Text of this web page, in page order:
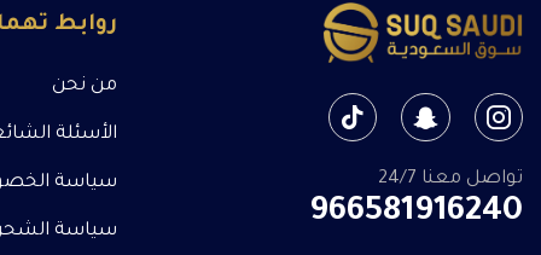
تواصل معنا 24/7
966581916240
روابط
من نحن
الأسئلة
سياسة
سياسة